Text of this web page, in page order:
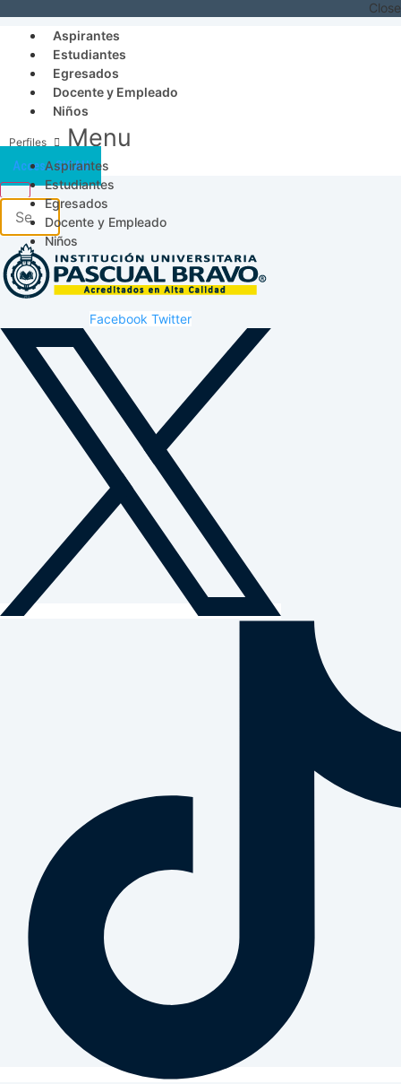
Close
Aspirantes
Estudiantes
Egresados
Docente y Empleado
Niños
Menu
Aspirantes
Estudiantes
Egresados
Docente y Empleado
Niños
Acceso SICAU
Facebook Twitter